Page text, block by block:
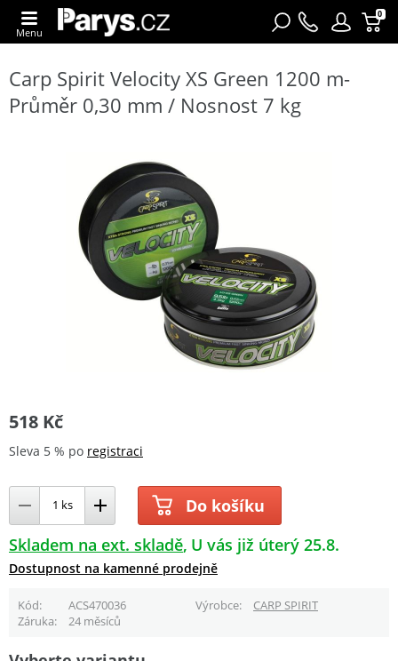
0
Menu
Carp Spirit Velocity XS Green 1200 m-
Průměr 0,30 mm / Nosnost 7 kg
518 Kč
Sleva 5 % po registraci
Do košíku
Skladem na ext. skladě U vás již úterý 25.8.
Dostupnost na kamenné prodejně
Kód ACS470036 Výrobce
CARP SPIRIT
Záruka
24 měsíců